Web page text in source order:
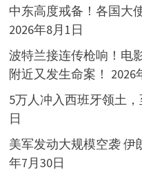
中东高度戒备！各国大
2026年8月1日
波特兰接连传枪响！电
附近又发生命案！ 2026
5万人冲入西班牙领土，
日
美军发动大规模空袭 伊
年7月30日